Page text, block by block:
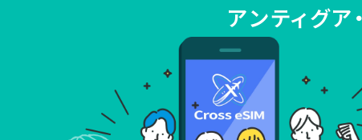
アンティグ